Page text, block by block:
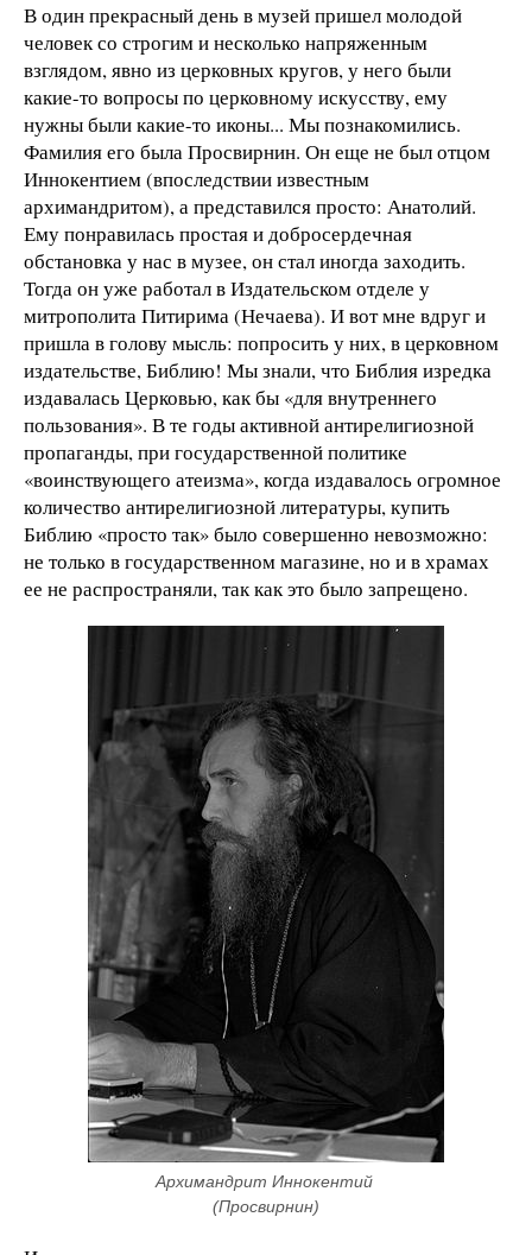
В один прекрасный день в музей пришел молодой
человек со строгим и несколько напряженным
взглядом, явно из церковных кругов, у него были
какие-то вопросы по церковному искусству, ему
нужны были какие-то иконы... Мы познакомились.
Фамилия его была Просвирнин. Он еще не был отцом
Иннокентием (впоследствии известным
архимандритом), а представился просто: Анатолий.
Ему понравилась простая и добросердечная
обстановка у нас в музее, он стал иногда заходить.
Тогда он уже работал в Издательском отделе у
митрополита Питирима (Нечаева). И вот мне вдруг и
пришла в голову мысль: попросить у них, в церковном
издательстве, Библию! Мы знали, что Библия изредка
издавалась Церковью, как бы «для внутреннего
пользования». В те годы активной антирелигиозной
пропаганды, при государственной политике
«воинствующего атеизма», когда издавалось огромное
количество антирелигиозной литературы, купить
Библию «просто так» было совершенно невозможно:
не только в государственном магазине, но и в храмах
ее не распространяли, так как это было запрещено.
Архимандрит Иннокентий
(Просвирнин)